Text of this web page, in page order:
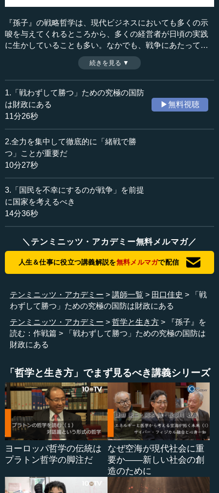
『孫子』の戦略哲学は、現代ビジネスにおいても多くの示
唆を与えてくれるところから、多くの経営者が日頃の実践
に生かしていることも多い。なかでも、戦争にあたって最
も重要なことは、戦いに対して日頃の備えが十分にできて
いるかどうかである。この点で、『孫子』の作戦篇の冒頭
で指摘している財政の重要性について、田口佳史氏の解説
から学んでいくことにしよう。（全3話中第1話）
収録日：2020年1月24日
追加日：2020年8月5日
カテゴリー：
哲学・思想
≪全文≫
●戦争で本当に重要なのは戦車よりも輜重部隊
今回は『孫子』の2篇目、作戦篇です。冒頭で孫子は、
し）、革車千乘（かくしゃせんじょう）」と言っていま
す。「馳車」というのは戦車のことで、戦車が1000台で
す。それから「革車」というのは輜重（しちょう）です。
輜重兵といえば、要するに、兵器とか、食料とか、衣服と
か、そういうものを運搬する兵士のことで、その運搬部隊
が1000台です。戦車が1000台あって、そして運搬部隊が
1000台ある。そういうことを言っています。
かということですが、それは戦いになれば、戦車のほうが
重要です。よく考えれば分かりますが、例えば、戦場で兵
士の靴が片方脱げてしまい、それで片方が裸足になったと
します。そういう状態で戦えば、戦力がガタ落ちになって
しまうわけです。
ば、パッと靴が貰える。そしてまた補給します。そういう
ことがとても大切だということを考えると、むしろこの革
車、つまり輜重部隊のほうが大切なのではないかと。そこ
から要するにロジスティックという言葉が出てくるわけで
す。やはり運送、配送部隊というものが、非常に重要だと
いうことを言っているわけです。
そして「帶甲」、要するに兜を帯びた兵士が10万です。
それだけのものを「千里に糧を饋（おく）れば」と言って
いますから、ここで孫子が冒頭、非常に注意を促している
のは、これは遠い戦場に兵を送るときの注意点であって、
続きを見る ▼
1.「戦わずして勝つ」ための究極の国防
は財政にある
11分26秒
▶無料視聴
2.全力を集中して徹底的に「緒戦で勝
つ」ことが重要だ
10分27秒
3.「国民を不幸にするのが戦争」を前提
に国家を考えるべき
14分36秒
＼テンミニッツ・アカデミー無料メルマガ／
人生＆仕事に役立つ講義解説を無料メルマガで配信
テンミニッツ・アカデミー 講師一覧 田口佳史
「戦
わずして勝つ」ための究極の国防は財政にある
テンミニッツ・アカデミー
哲学と生き方
『孫子』を
読む：作戦篇
「戦わずして勝つ」ための究極の国防は
財政にある
「哲学と生き方」でまず見るべき講義シリーズ
ヨーロッパ哲学の伝統は
プラトン哲学の脚注だ
なぜ空海が現代社会に重
要か――新しい社会の創
造のために